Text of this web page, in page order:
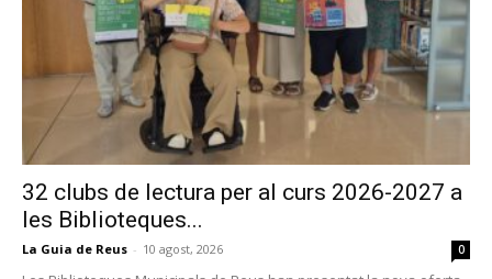
32 clubs de lectura per al curs 2026-2027 a
les Biblioteques...
La Guia de Reus - 10 agost, 2026 0